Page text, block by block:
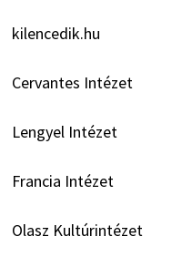
kilencedik.hu
Cervantes Intézet
Lengyel Intézet
Francia Intézet
Olasz Kultúrintézet